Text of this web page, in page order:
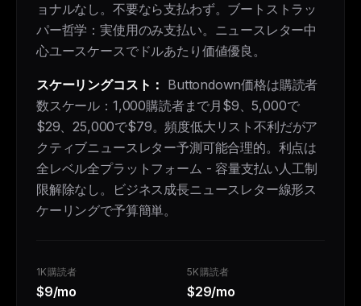
ョナルなし。不要なら支払わず。ブートストラッ
パー哲学：実使用のみ支払い。ニュースレター中
心ユースケースでドルあたり価値優良。
スケーリングコスト： Buttondown価格は購読者
数スケール：1,000購読者まで月$9、5,000で
$29、25,000で$79。頻度低大リスト不利だがア
クティブニュースレター予測可能合理的。利点は
全レベル全プラットフォーム - 容量支払い人工制
限解除なし。ビジネス成長ニュースレター線形ス
ケーリングで予算簡単。
1K購読者
$9/mo
5K購読者
$29/mo